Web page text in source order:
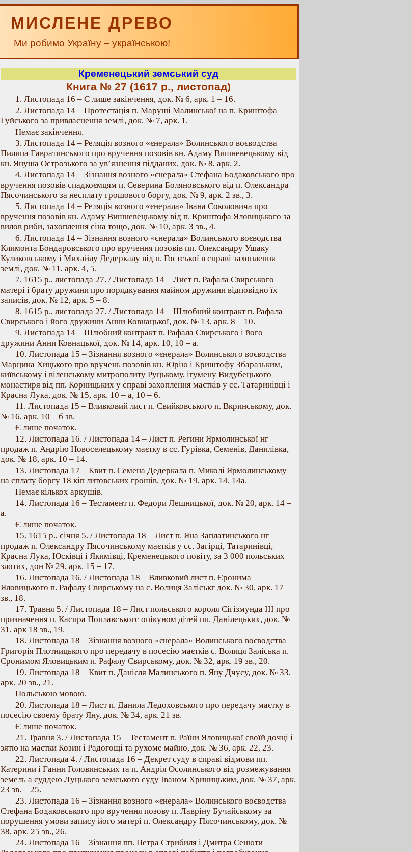
МИСЛЕНЕ ДРЕВО
Ми робимо Україну – українською!
Кременецький земський суд
Книга № 27 (1617 р., листопад)
1. Листопада 16 – Є лише закінчення, док. № 6, арк. 1 – 16.
2. Листопада 14 – Протестація п. Маруші Малинської на п. Криштофа
Гуйського за привласнення землі, док. № 7, арк. 1.
Немає закінчення.
3. Листопада 14 – Реляція возного «єнерала» Волинського воєводства
Пилипа Гавратинського про вручення позовів кн. Адаму Вишневецькому від
кн. Януша Острозького за ув’язнення підданих, док. № 8, арк. 2.
4. Листопада 14 – Зізнання возного «єнерала» Стефана Бодаковського про
вручення позовів спадкоємцям п. Северина Боляновського від п. Олександра
Пясочинського за несплату грошового боргу, док. № 9, арк. 2 зв., 3.
5. Листопада 14 – Реляція возного «єнерала» Івана Соколовича про
вручення позовів кн. Адаму Вишневецькому від п. Криштофа Яловицького за
вилов риби, захоплення сіна тощо, док. № 10, арк. З зв., 4.
6. Листопада 14 – Зізнання возного «єнерала» Волинського воєводства
Климонта Бондаровського про вручення позовів пп. Олександру Ушаку
Куликовському і Михайлу Дедеркалу від п. Гостської в справі захоплення
землі, док. № 11, арк. 4, 5.
7. 1615 p., листопада 27. / Листопада 14 – Лист п. Рафала Свирського
матері і брату дружини про порядкування майном дружини відповідно їх
записів, док. № 12, арк. 5 – 8.
8. 1615 p., листопада 27. / Листопада 14 – Шлюбний контракт п. Рафала
Свирського і його дружини Анни Ковнацької, док. № 13, арк. 8 – 10.
9. Листопада 14 – Шлюбний контракт п. Рафала Свирського і його
дружини Анни Ковнацької, док. № 14, арк. 10, 10 – а.
10. Листопада 15 – Зізнання возного «єнерала» Волинського воєводства
Марцина Хицького про вручень позовів кн. Юрію і Криштофу Збаразьким,
київському і віленському митрополиту Руцькому, ігумену Видубецького
монастиря від пп. Корницьких у справі захоплення маєтків у сс. Татаринівці і
Красна Лука, док. № 15, арк. 10 – а, 10 – 6.
11. Листопада 15 – Вливковий лист п. Свийковського п. Вкринському, док.
№ 16, арк. 10 – б зв.
Є лише початок.
12. Листопада 16. / Листопада 14 – Лист п. Регини Ярмолинської нг
продаж п. Андрію Новоселецькому маєтку в сс. Гурівка, Семенів, Данилівка,
док. № 18, арк. 10 – 14.
13. Листопада 17 – Квит п. Семена Дедеркала п. Миколі Ярмолинському
на сплату боргу 18 кіп литовських грошів, док. № 19, арк. 14, 14а.
Немає кількох аркушів.
14. Листопада 16 – Тестамент п. Федори Лешницької, док. № 20, арк. 14 –
а.
Є лише початок.
15. 1615 p., січня 5. / Листопада 18 – Лист п. Яна Заплатинського нг
продаж п. Олександру Пясочинському маєтків у сс. Загірці, Татаринівці,
Красна Лука, Юсківці і Якимівці, Кременецького повіту, за 3 000 польських
злотих, дон № 29, арк. 15 – 17.
16. Листопада 16. / Листопада 18 – Вливковий лист п. Єронима
Яловицького п. Рафалу Свирському на с. Волиця Заліськг док. № 30, арк. 17
зв., 18.
17. Травня 5. / Листопада 18 – Лист польського короля Сігізмунда III про
призначення п. Каспра Поплавськогс опікуном дітей пп. Данілецьких, док. №
31, арк 18 зв., 19.
18. Листопада 18 – Зізнання возного «єнерала» Волинського воєводства
Григорія Плотницького про передачу в посесію маєтків с. Волиця Заліська п.
Єронимом Яловицьким п. Рафалу Свирському, док. № 32, арк. 19 зв., 20.
19. Листопада 18 – Квит п. Данієля Малинського п. Яну Дчусу, док. № 33,
арк. 20 зв., 21.
Польською мовою.
20. Листопада 18 – Лист п. Данила Ледоховського про передачу маєтку в
посесію своему брату Яну, док. № 34, арк. 21 зв.
Є лише початок.
21. Травня 3. / Листопада 15 – Тестамент п. Раїни Яловицької своїй дочці і
зятю на маєтки Козин і Радогощі та рухоме майно, док. № 36, арк. 22, 23.
22. Листопада 4. / Листопада 16 – Декрет суду в справі відмови пп.
Катерини і Ганни Головинських та п. Андрія Осолинського від розмежування
земель а суддею Луцького земського суду Іваном Хриницьким, док. № 37, арк.
23 зв. – 25.
23. Листопада 16 – Зізнання возного «єнерала» Волинського воєводства
Стефана Бодаковського про вручення позову п. Лавріну Бучайському за
порушення умови запису його матері п. Олександру Пясочинському, док. №
38, арк. 25 зв., 26.
24. Листопада 16 – Зізнання пп. Петра Стрибиля і Дмитра Сенюти